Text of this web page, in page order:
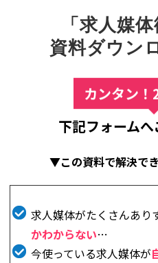
「求人媒
資料ダウン
カンタン
下記フォーム
▼この資料で解決で
求人媒体がたくさんあり
かわからない…
今使っている求人媒体が